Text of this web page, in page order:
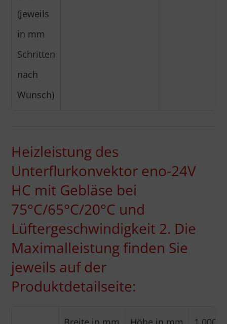
(jeweils
in mm
Schritten
nach
Wunsch)
Heizleistung des
Unterflurkonvektor eno-24V
HC mit Gebläse bei
75°C/65°C/20°C und
Lüftergeschwindigkeit 2. Die
Maximalleistung finden Sie
jeweils auf der
Produktdetailseite: